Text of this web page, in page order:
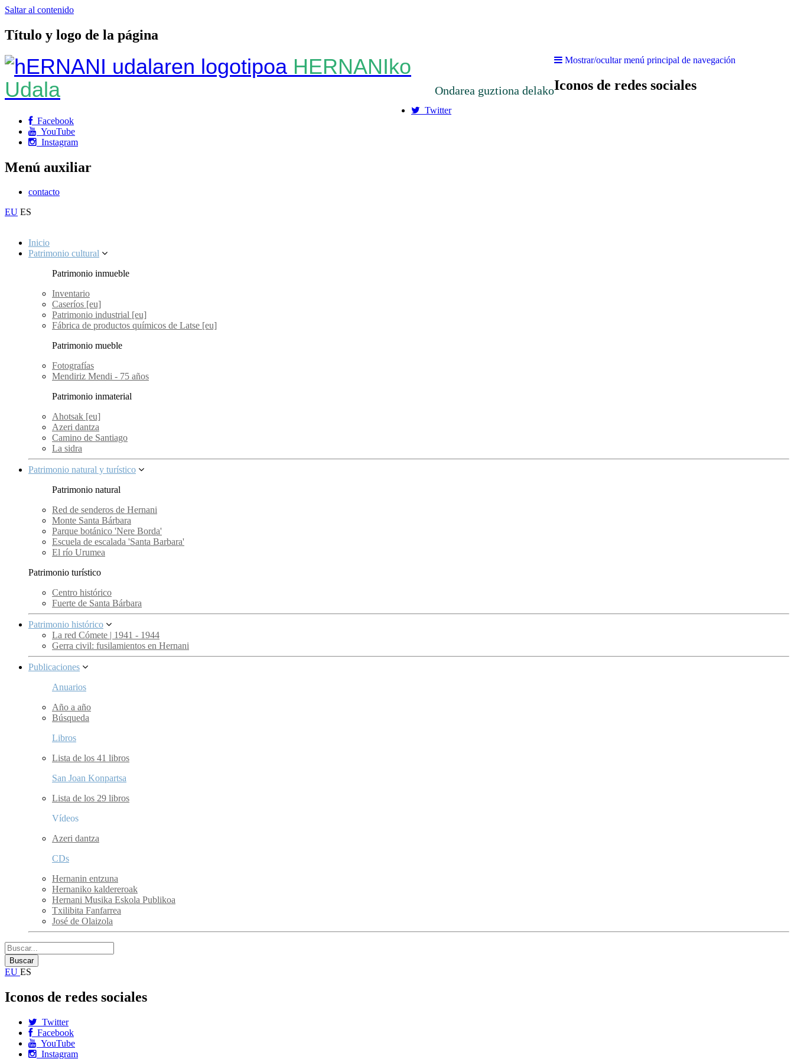
Saltar al contenido
Título y logo de la página
HERNANIko
Udala
Ondarea guztiona delako
Mostrar/ocultar menú principal de navegación
Iconos de redes sociales
Twitter
Facebook
YouTube
Instagram
Menú auxiliar
contacto
EU ES
Inicio
Patrimonio cultural
Patrimonio inmueble
Inventario
Caseríos [eu]
Patrimonio industrial [eu]
Fábrica de productos químicos de Latse [eu]
Patrimonio mueble
Fotografías
Mendiriz Mendi - 75 años
Patrimonio inmaterial
Ahotsak [eu]
Azeri dantza
Camino de Santiago
La sidra
Patrimonio natural y turístico
Patrimonio natural
Red de senderos de Hernani
Monte Santa Bárbara
Parque botánico 'Nere Borda'
Escuela de escalada 'Santa Barbara'
El río Urumea
Patrimonio turístico
Centro histórico
Fuerte de Santa Bárbara
Patrimonio histórico
La red Cómete | 1941 - 1944
Gerra civil: fusilamientos en Hernani
Publicaciones
Anuarios
Año a año
Búsqueda
Libros
Lista de los 41 libros
San Joan Konpartsa
Lista de los 29 libros
Vídeos
Azeri dantza
CDs
Hernanin entzuna
Hernaniko kaldereroak
Hernani Musika Eskola Publikoa
Txilibita Fanfarrea
José de Olaizola
EU ES
Iconos de redes sociales
Twitter
Facebook
YouTube
Instagram